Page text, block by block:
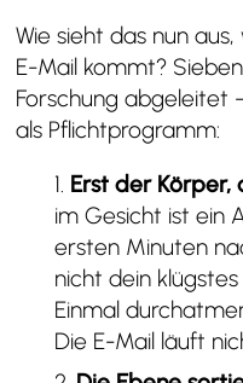
Wie sieht das nun
E-Mail kommt?
Forschung abgeleitet
als Pflichtprogramm:
Erst der
im Gesicht ist ein
ersten Minuten
nicht dein
Einmal
Die E-Mail läuft